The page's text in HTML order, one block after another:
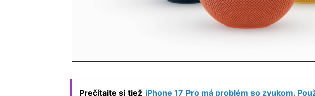
Prečítajte si tiež iPhone 17 Pro má problém so zvukom.